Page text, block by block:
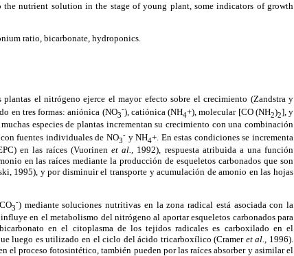
the nutrient solution in the stage of young plant, some indicators of growth
ratio, bicarbonate, hydroponics.
el nitrógeno ejerce el mayor efecto sobre el crecimiento (Zandstra y
en tres formas: aniónica (NO3
-), catiónica (NH4+), molecular [CO (NH2)2], y
especies de plantas incrementan su crecimiento con una combinación
fuentes individuales de NO3
- y NH4+. En estas condiciones se incrementa
en las raíces (Vuorinenet al.,
1992), respuesta atribuida a una función
en las raíces mediante la producción de esqueletos carbonados que son
1995), y por disminuir el transporte y acumulación de amonio en las hojas
3
-) mediante soluciones nutritivas en la zona radical está asociada con la
en el metabolismo del nitrógeno al aportar esqueletos carbonados para
en el citoplasma de los tejidos radicales es carboxilado en el
luego es utilizado en el ciclo del ácido tricarboxílico (Cramer et al.,
1996).
el proceso fotosintético, también pueden por las raíces absorber y asimilar el